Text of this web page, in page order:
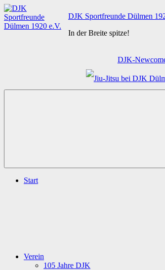
Zum
Inhalt
springen
DJK Sportfreunde Dülmen
In der Breite spitze!
DJK-
Start
Verein
105 Jahre DJK